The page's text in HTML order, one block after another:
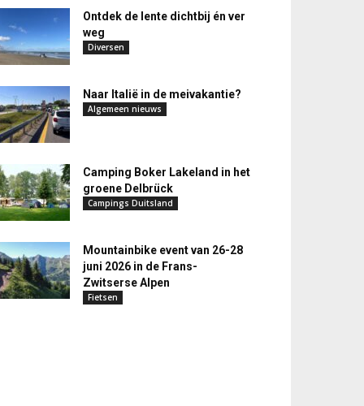
Ontdek de lente dichtbij én ver
weg
Diversen
Naar Italië in de meivakantie?
Algemeen nieuws
Camping Boker Lakeland in het
groene Delbrück
Campings Duitsland
Mountainbike event van 26-28
juni 2026 in de Frans-
Zwitserse Alpen
Fietsen